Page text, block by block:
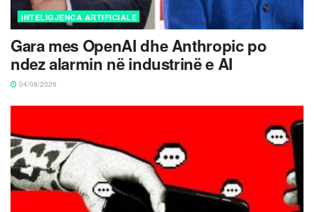
INTELIGJENCA ARTIFICIALE
Gara mes OpenAI dhe Anthropic po
ndez alarmin në industrinë e AI
04/08/2026